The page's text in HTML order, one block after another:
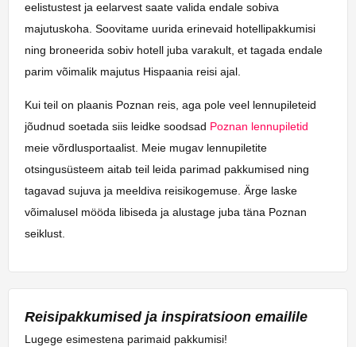
eelistustest ja eelarvest saate valida endale sobiva
majutuskoha. Soovitame uurida erinevaid hotellipakkumisi
ning broneerida sobiv hotell juba varakult, et tagada endale
parim võimalik majutus Hispaania reisi ajal.
Kui teil on plaanis Poznan reis, aga pole veel lennupileteid
jõudnud soetada siis leidke soodsad Poznan lennupiletid
meie võrdlusportaalist. Meie mugav lennupiletite
otsingusüsteem aitab teil leida parimad pakkumised ning
tagavad sujuva ja meeldiva reisikogemuse. Ärge laske
võimalusel mööda libiseda ja alustage juba täna Poznan
seiklust.
Reisipakkumised ja inspiratsioon emailile
Lugege esimestena parimaid pakkumisi!